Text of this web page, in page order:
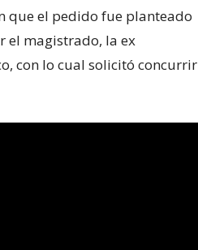
que el pedido fue planteado
el magistrado, la ex
con lo cual solicitó concurrir